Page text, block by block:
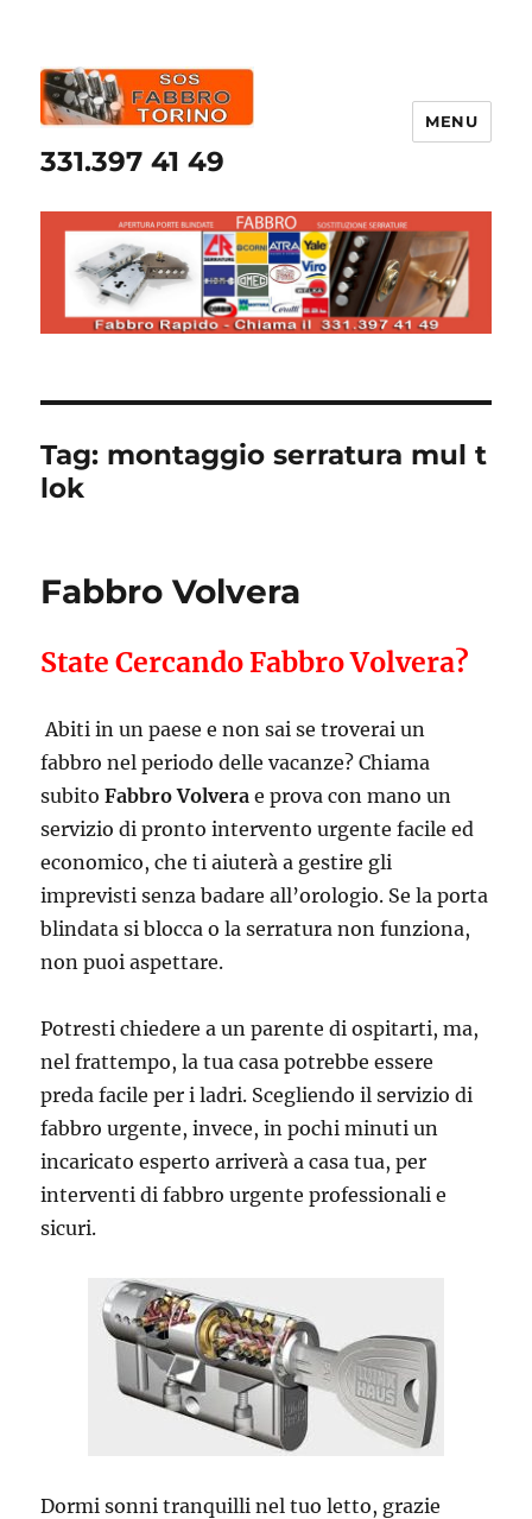
331.397 41 49
MENU
Tag: montaggio serratura mul t
lok
Fabbro Volvera
State Cercando Fabbro Volvera?
Abiti in un paese e non sai se troverai un
fabbro nel periodo delle vacanze? Chiama
subitoFabbro Volvera e prova con mano un
servizio di pronto intervento urgente facile ed
economico, che ti aiuterà a gestire gli
imprevisti senza badare all’orologio. Se la porta
blindata si blocca o la serratura non funziona,
non puoi aspettare.
Potresti chiedere a un parente di ospitarti, ma,
nel frattempo, la tua casa potrebbe essere
preda facile per i ladri. Scegliendo il servizio di
fabbro urgente, invece, in pochi minuti un
incaricato esperto arriverà a casa tua, per
interventi di fabbro urgente professionali e
sicuri.
Dormi sonni tranquilli nel tuo letto, grazie